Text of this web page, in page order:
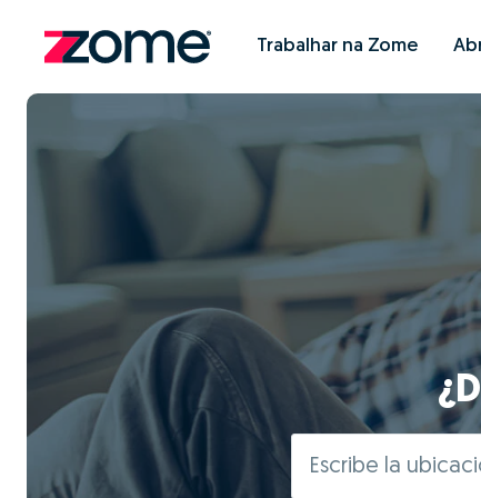
Trabalhar na Zome